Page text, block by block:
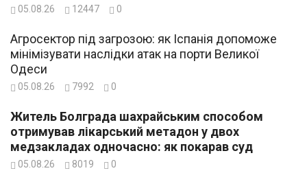
05.08.26 12447 0
Агросектор під загрозою: як Іспанія допоможе
мінімізувати наслідки атак на порти Великої
Одеси
05.08.26 7992 0
Житель Болграда шахрайським способом
отримував лікарський метадон у двох
медзакладах одночасно: як покарав суд
05.08.26 8019 0